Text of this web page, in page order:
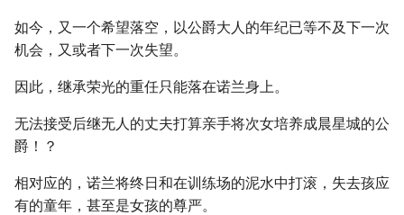
如今，又一个希望落空，以公爵大人的年纪已等不及下一次
机会，又或者下一次失望。
因此，继承荣光的重任只能落在诺兰身上。
无法接受后继无人的丈夫打算亲手将次女培养成晨星城的公
爵！？
相对应的，诺兰将终日和在训练场的泥水中打滚，失去孩应
有的童年，甚至是女孩的尊严。